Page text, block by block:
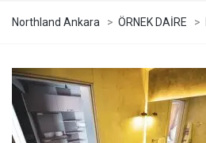
Northland Ankara > ÖRNEK DAİRE >